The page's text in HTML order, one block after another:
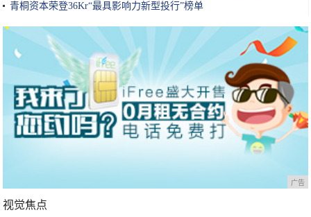
青桐资本荣登36Kr“最具影响力新型投行”榜单
广告
视觉焦点